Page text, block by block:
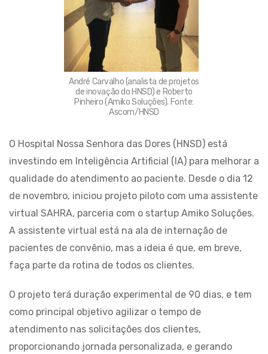
André Carvalho (analista de projetos
de inovação do HNSD) e Roberto
Pinheiro (Amiko Soluções). Fonte:
Ascom/HNSD
O Hospital Nossa Senhora das Dores (HNSD) está
investindo em Inteligência Artificial (IA) para melhorar a
qualidade do atendimento ao paciente. Desde o dia 12
de novembro, iniciou projeto piloto com uma assistente
virtual SAHRA, parceria com o startup Amiko Soluções.
A assistente virtual está na ala de internação de
pacientes de convênio, mas a ideia é que, em breve,
faça parte da rotina de todos os clientes.
O projeto terá duração experimental de 90 dias, e tem
como principal objetivo agilizar o tempo de
atendimento nas solicitações dos clientes,
proporcionando jornada personalizada, e gerando